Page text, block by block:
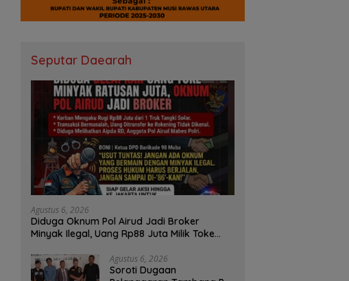
Seputar Daearah
Agustus 6, 2026
Diduga Oknum Pol Airud Jadi Broker
Minyak Ilegal, Uang Rp88 Juta Milik Toke
Agustus 6, 2026
Soroti Dugaan